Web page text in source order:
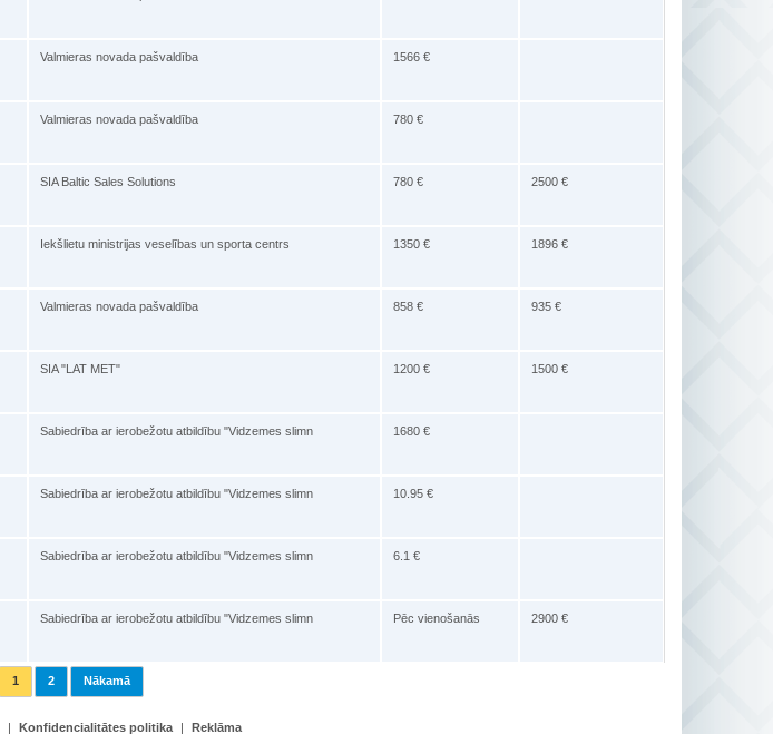
Valmieras novada pašvaldība 1566 €
Valmieras novada pašvaldība 780 €
SIA Baltic Sales Solutions 780 € 2500 €
Iekšlietu ministrijas veselības un sporta centrs 1350 € 1896 €
Valmieras novada pašvaldība 858 € 935 €
SIA "LAT MET" 1200 € 1500 €
Sabiedrība ar ierobežotu atbildību "Vidzemes slimn 1680 €
Sabiedrība ar ierobežotu atbildību "Vidzemes slimn 10.95 €
Sabiedrība ar ierobežotu atbildību "Vidzemes slimn 6.1 €
Sabiedrība ar ierobežotu atbildību "Vidzemes slimn Pēc vienošanās 2900 €
1 2 Nākamā
| Konfidencialitātes politika | Reklāma